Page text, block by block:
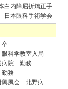
白内障屈折矯正手
日本眼科手術学会
卒
科学教室入局
病院 勤務
務
興風会 北野病